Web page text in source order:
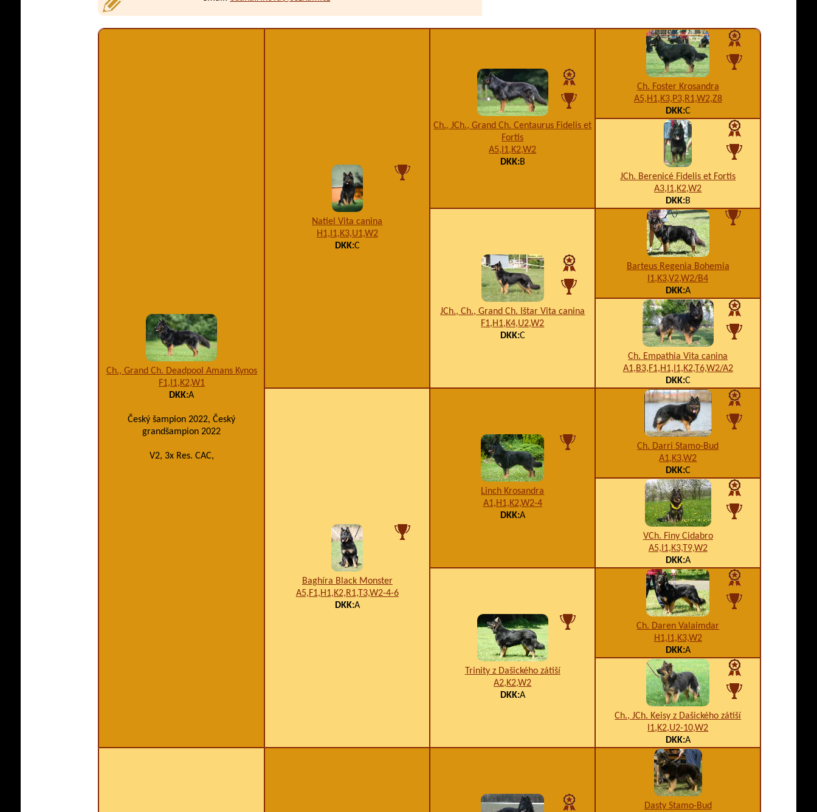
Ch., Grand Ch. Deadpool Amans Kynos
F1,I1,K2,W1
DKK:A
Český šampion 2022, Český
grandšampion 2022
V2, 3x Res. CAC,
Natiel Vita canina
H1,I1,K3,U1,W2
DKK:C
Ch., JCh., Grand Ch. Centaurus Fidelis et
Fortis
A5,I1,K2,W2
DKK:B
Ch. Foster Krosandra
A5,H1,K3,P3,R1,W2,Z8
DKK:C
JCh. Berenicé Fidelis et Fortis
A3,I1,K2,W2
DKK:B
JCh., Ch., Grand Ch. Ištar Vita canina
F1,H1,K4,U2,W2
DKK:C
Barteus Regenia Bohemia
I1,K3,V2,W2/B4
DKK:A
Ch. Empathia Vita canina
A1,B3,F1,H1,I1,K2,T6,W2/A2
DKK:C
Baghíra Black Monster
A5,F1,H1,K2,R1,T3,W2-4-6
DKK:A
Linch Krosandra
A1,H1,K2,W2-4
DKK:A
Ch. Darri Stamo-Bud
A1,K3,W2
DKK:C
VCh. Finy Cidabro
A5,I1,K3,T9,W2
DKK:A
Trinity z Dašického zátiší
A2,K2,W2
DKK:A
Ch. Daren Valaimdar
H1,I1,K3,W2
DKK:A
Ch., JCh. Keisy z Dašického zátiší
I1,K2,U2-10,W2
DKK:A
Dasty Stamo-Bud